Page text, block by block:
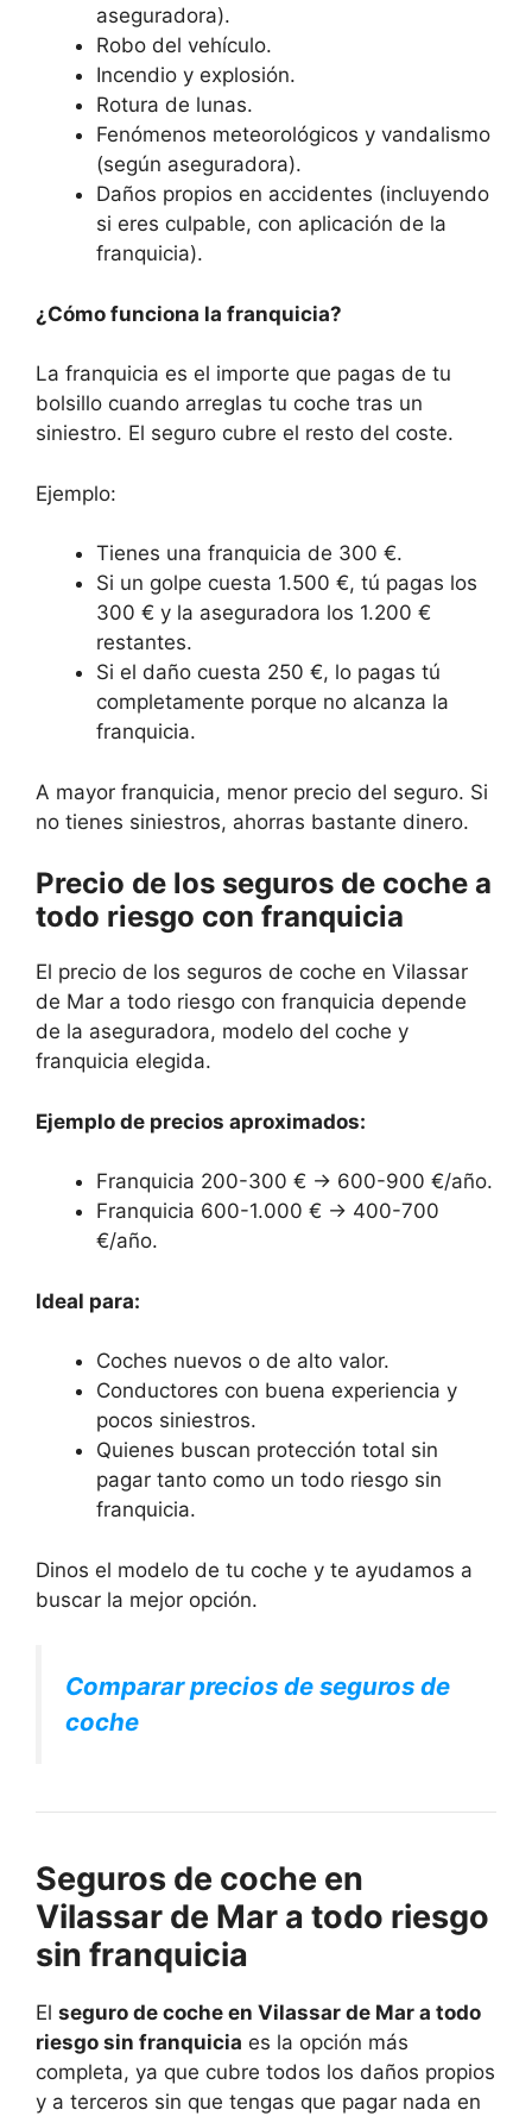
aseguradora).
Robo del vehículo.
Incendio y explosión.
Rotura de lunas.
Fenómenos meteorológicos y vandalismo
(según aseguradora).
Daños propios en accidentes (incluyendo
si eres culpable, con aplicación de la
franquicia).
¿Cómo funciona la franquicia?
La franquicia es el importe que pagas de tu
bolsillo cuando arreglas tu coche tras un
siniestro. El seguro cubre el resto del coste.
Ejemplo:
Tienes una franquicia de 300 €.
Si un golpe cuesta 1.500 €, tú pagas los
300 € y la aseguradora los 1.200 €
restantes.
Si el daño cuesta 250 €, lo pagas tú
completamente porque no alcanza la
franquicia.
A mayor franquicia, menor precio del seguro. Si
no tienes siniestros, ahorras bastante dinero.
Precio de los seguros de coche a
todo riesgo con franquicia
El precio de los seguros de coche en Vilassar
de Mar a todo riesgo con franquicia depende
de la aseguradora, modelo del coche y
franquicia elegida.
Ejemplo de precios aproximados:
Franquicia 200-300 € → 600-900 €/año.
Franquicia 600-1.000 € → 400-700
€/año.
Ideal para:
Coches nuevos o de alto valor.
Conductores con buena experiencia y
pocos siniestros.
Quienes buscan protección total sin
pagar tanto como un todo riesgo sin
franquicia.
Dinos el modelo de tu coche y te ayudamos a
buscar la mejor opción.
Comparar precios de seguros de
coche
Seguros de coche en
Vilassar de Mar a todo riesgo
sin franquicia
El seguro de coche en Vilassar de Mar a todo
riesgo sin franquicia es la opción más
completa, ya que cubre todos los daños propios
y a terceros sin que tengas que pagar nada en